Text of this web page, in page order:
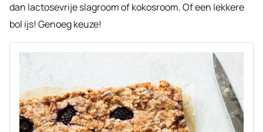
dan lactosevrije slagroom of kokosroom. Of een lekkere
bol ijs! Genoeg keuze!